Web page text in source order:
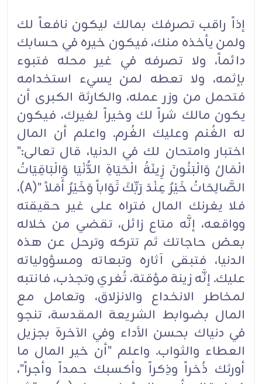
إذاً راقب تصرفك بمالك ليكون نافعاً لك
ولمن يأخذه منك، فيكون خيره في حسابك
دائماً، ولا تصرفه في غير محله فتبوء
بإثمه، ولا تعطه لمن يسيء استخدامه
فتحمل من وزر عمله، والكارثة الكبرى أن
يكون مالك شراً لك وخيراً لغيرك، فيكون
له الغُنم وعليك الغُرم. واعلم أن المال
اختبار وامتحان لك في الدنيا، قال تعالى:"
الْمَالُ وَالْبَنُونَ زِينَةُ الْحَيَاةِ الدُّنْيَا وَالْبَاقِيَاتُ
الصَّالِحَاتُ خَيْرٌ عِنْدَ رَبِّكَ ثَوَاباً وَخَيْرٌ أَمَلاً "(A)،
فلا يغرنك المال فتراه على غير حقيقته
وواقعه، إنَّه متاع زائل، تقضي من خلاله
بعض حاجاتك ثم تتركه وترحل عن هذه
الدنيا، فتبقى آثاره وتبعاته ومسؤولياته
عليك. إنَّه زينة مؤقتة، تُغري وتجذب، فانتبه
لمخاطر الانخداع والانزلاق، وتعامل مع
المال بضوابط الشريعة المقدسة، تنجو
في دنياك بحسن الأداء وفي الآخرة بجزيل
العطاء والثواب. واعلم "أن خير المال ما
أورثك ذُخراً وذِكراً وأكسبك حمداً وأجراً"،